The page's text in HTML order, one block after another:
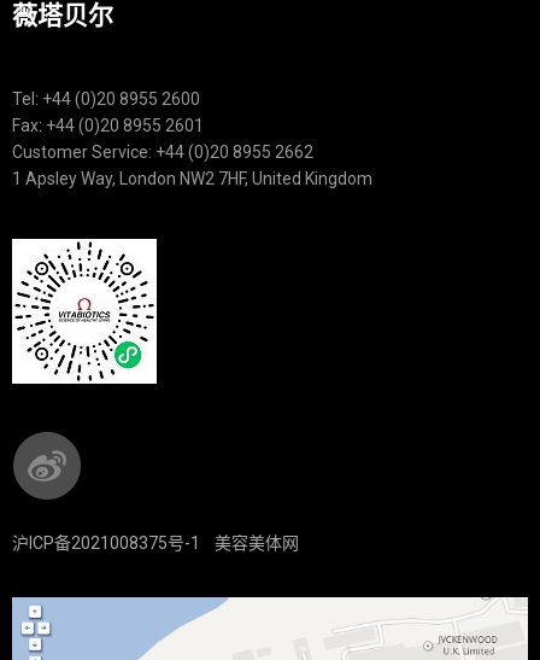
薇塔贝尔
Tel: +44 (0)20 8955 2600
Fax: +44 (0)20 8955 2601
Customer Service: +44 (0)20 8955 2662
1 Apsley Way, London NW2 7HF, United Kingdom
沪ICP备2021008375号-1 美容美体网